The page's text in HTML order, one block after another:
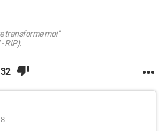
transforme moi"
RIP).
32